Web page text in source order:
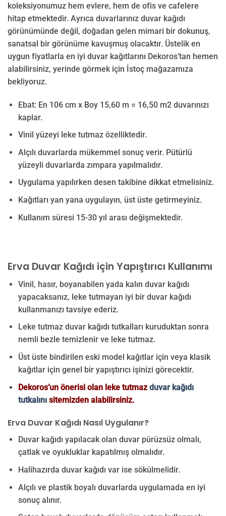
koleksiyonumuz hem evlere, hem de ofis ve cafelere
hitap etmektedir. Ayrıca duvarlarınız duvar kağıdı
görünümünde değil, doğadan gelen mimari bir dokunuş,
sanatsal bir görünüme kavuşmuş olacaktır. Üstelik en
uygun fiyatlarla en iyi duvar kağıtlarını Dekoros’tan hemen
alabilirsiniz, yerinde görmek için İstoç mağazamıza
bekliyoruz.
Ebat: En 106 cm x Boy 15,60 m = 16,50 m2 duvarınızı
kaplar.
Vinil yüzeyi leke tutmaz özelliktedir.
Alçılı duvarlarda mükemmel sonuç verir. Pütürlü
yüzeyli duvarlarda zımpara yapılmalıdır.
Uygulama yapılırken desen takibine dikkat etmelisiniz.
Kağıtları yan yana uygulayın, üst üste getirmeyiniz.
Kullanım süresi 15-30 yıl arası değişmektedir.
Erva Duvar Kağıdı için Yapıştırıcı Kullanımı
Vinil, hasır, boyanabilen yada kalın duvar kağıdı
yapacaksanız, leke tutmayan iyi bir duvar kağıdı
kullanmanızı tavsiye ederiz.
Leke tutmaz duvar kağıdı tutkalları kuruduktan sonra
nemli bezle temizlenir ve leke tutmaz.
Üst üste bindirilen eski model kağıtlar için veya klasik
kağıtlar için genel bir yapıştırıcı işinizi görecektir.
Dekoros’un önerisi olan leke tutmazduvar kağıdı
tutkalınısitemizden alabilirsiniz.
Erva Duvar Kağıdı Nasıl Uygulanır?
Duvar kağıdı yapılacak olan duvar pürüzsüz olmalı,
çatlak ve oyukluklar kapatılmış olmalıdır.
Halihazırda duvar kağıdı var ise sökülmelidir.
Alçılı ve plastik boyalı duvarlarda uygulamada en iyi
sonuç alınır.